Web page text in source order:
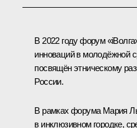
В 2022 году форум
инноваций в молодёжной
посвящён этническому
России.
В рамках форума Мария
в инклюзивном городке,